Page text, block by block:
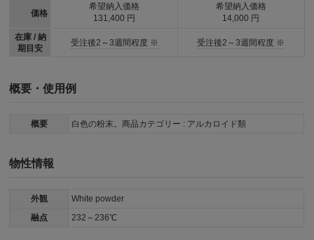
価格
在庫 / 納
期目安
希望納入価格
131,400 円
受注後2～3週間程度 ※
希望納入価格
14,000 円
受注後2～3週間程度 ※
概要・使用例
概要 白色の粉末。商品カテゴリー : アルカロイド類
物性情報
外観
White powder
融点
232～236℃